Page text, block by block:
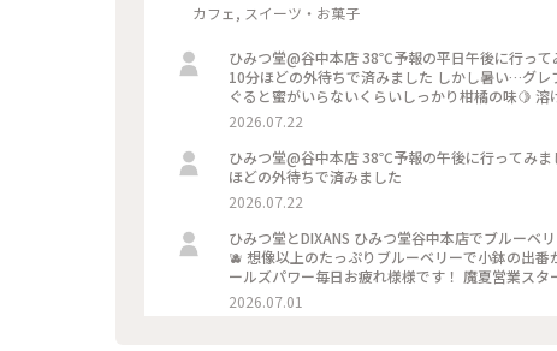
カフェ, スイーツ・お菓子
ひみつ堂@谷中本店 38℃予報の平日午後に行ってみました〜〜 さすがに並びに来ないですね。。。 前10人くらいで
10分ほどの外待ちで済みました しかし暑い…グ
ぐると蜜がいらないくらいしっかり柑橘の味🍋
ューが出る日で迷ったけどさすがに２時間待て
いし！ 以外と日中は穴場なのかもです。
2026.07.22
ひみつ堂@谷中本店 38℃予報の午後に行ってみました〜〜 さすがに並びに来ないですね。。。 10人くらいで10分
ほどの外待ちで済みました
2026.07.22
ひみつ堂とDIXANS ひみつ堂谷中本店でブルーベリー三昧 なんかアフロみたい？。。。 やっと出会えたブルーベリー
🫐 想像以上のたっぷりブルーベリーで小鉢の出
ールズパワー毎日お疲れ様様です！ 魔夏営業ス
はDIXANS 抹茶ラテのアートがキレイで外のグリ
2026.07.01